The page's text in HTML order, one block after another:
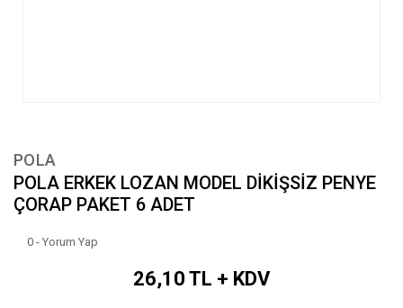
POLA
POLA ERKEK LOZAN MODEL DİKİŞSİZ PENYE
ÇORAP PAKET 6 ADET
0 - Yorum Yap
26,10 TL + KDV